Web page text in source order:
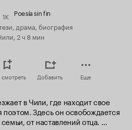
1K Poesía sin fin
драма, биография
2 ч 8 мин
смотреть Добавить Еще
в Чили, где находит свое
поэтом. Здесь он освобождается
от наставлений отца.